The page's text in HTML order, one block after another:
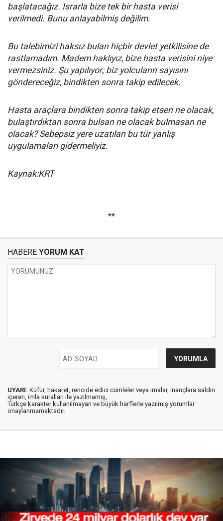
başlatacağız. Israrla bize tek bir hasta verisi
verilmedi. Bunu anlayabilmiş değilim.
Bu talebimizi haksız bulan hiçbir devlet yetkilisine de
rastlamadım. Madem haklıyız, bize hasta verisini niye
vermezsiniz. Şu yapılıyor; biz yolcuların sayısını
göndereceğiz, bindikten sonra takip edilecek.
Hasta araçlara bindikten sonra takip etsen ne olacak,
bulaştırdıktan sonra bulsan ne olacak bulmasan ne
olacak? Sebepsiz yere uzatılan bu tür yanlış
uygulamaları gidermeliyiz.
Kaynak:KRT
**
HABERE YORUM KAT
UYARI: Küfür, hakaret, rencide edici cümleler veya imalar, inançlara saldırı
içeren, imla kuralları ile yazılmamış,
Türkçe karakter kullanılmayan ve büyük harflerle yazılmış yorumlar
onaylanmamaktadır.